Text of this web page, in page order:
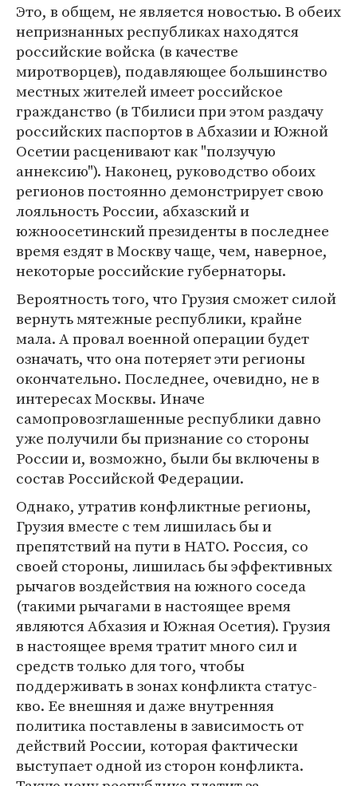
Это, в общем, не является новостью. В обеих
непризнанных республиках находятся
российские войска (в качестве
миротворцев), подавляющее большинство
местных жителей имеет российское
гражданство (в Тбилиси при этом раздачу
российских паспортов в Абхазии и Южной
Осетии расценивают как "ползучую
аннексию"). Наконец, руководство обоих
регионов постоянно демонстрирует свою
лояльность России, абхазский и
южноосетинский президенты в последнее
время ездят в Москву чаще, чем, наверное,
некоторые российские губернаторы.
Вероятность того, что Грузия сможет силой
вернуть мятежные республики, крайне
мала. А провал военной операции будет
означать, что она потеряет эти регионы
окончательно. Последнее, очевидно, не в
интересах Москвы. Иначе
самопровозглашенные республики давно
уже получили бы признание со стороны
России и, возможно, были бы включены в
состав Российской Федерации.
Однако, утратив конфликтные регионы,
Грузия вместе с тем лишилась бы и
препятствий на пути в НАТО. Россия, со
своей стороны, лишилась бы эффективных
рычагов воздействия на южного соседа
(такими рычагами в настоящее время
являются Абхазия и Южная Осетия). Грузия
в настоящее время тратит много сил и
средств только для того, чтобы
поддерживать в зонах конфликта статус-
кво. Ее внешняя и даже внутренняя
политика поставлены в зависимость от
действий России, которая фактически
выступает одной из сторон конфликта.